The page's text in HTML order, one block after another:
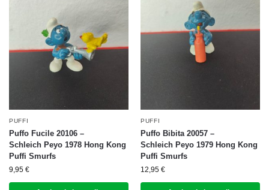
PUFFI
Puffo Fucile 20106 –
Schleich Peyo 1978 Hong Kong
Puffi Smurfs
9,95 €
PUFFI
Puffo Bibita 20057 –
Schleich Peyo 1979 Hong Kong
Puffi Smurfs
12,95 €